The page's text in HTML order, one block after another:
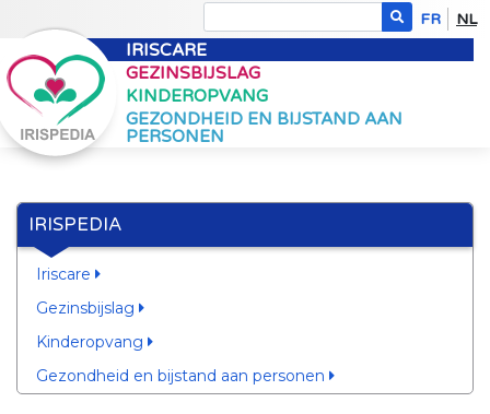
FR NL
IRISCARE
GEZINSBIJSLAG
KINDEROPVANG
GEZONDHEID EN BIJSTAND AAN
PERSONEN
IRISPEDIA
Iriscare
Gezinsbijslag
Kinderopvang
Gezondheid en bijstand aan personen